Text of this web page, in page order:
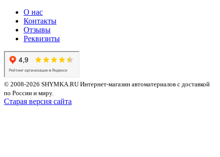
О нас
Контакты
Отзывы
Реквизиты
© 2008-2026 SHYMKA.RU Интернет-магазин автоматериалов с доставкой
по России и миру.
Старая версия сайта